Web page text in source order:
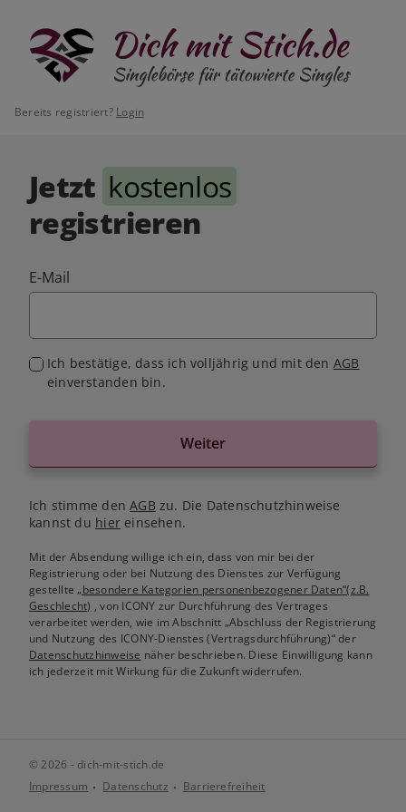
Bereits registriert? Login
Jetzt kostenlos
registrieren
E-Mail
Ich bestätige, dass ich volljährig und mit den AGB
einverstanden bin.
Weiter
Ich stimme denAGB zu. Die Datenschutzhinweise
kannst du hiereinsehen.
Mit der Absendung willige ich ein, dass von mir bei der
Registrierung oder bei Nutzung des Dienstes zur Verfügung
gestellte„besondere Kategorien personenbezogener Daten“(z.B.
Geschlecht) , von ICONY zur Durchführung des Vertrages
verarbeitet werden, wie im Abschnitt „Abschluss der Registrierung
und Nutzung des ICONY-Dienstes (Vertragsdurchführung)“ der
Datenschutzhinweise näher beschrieben. Diese Einwilligung kann
ich jederzeit mit Wirkung für die Zukunft widerrufen.
© 2026 - dich-mit-stich.de
Impressum
Datenschutz Barrierefreiheit